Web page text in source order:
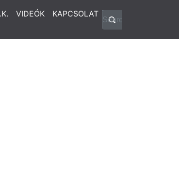
VIDEÓK KAPCSOLAT